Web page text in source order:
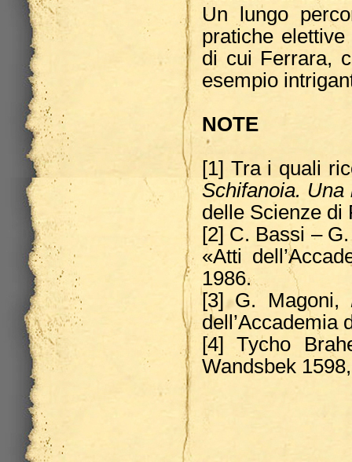
Un lungo
pratiche
di cui Ferrara,
esempio
NOTE
[1] Tra i quali
Schifanoia.
delle Scienze di
[2] C. Bassi –
«Atti
1986.
[3] G. Magoni,
dell’Accademia
[4] Tycho
Wandsbek